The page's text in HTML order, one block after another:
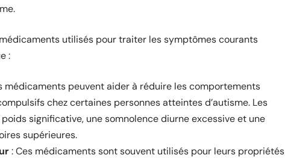
utilisés pour traiter les symptômes courants
:
médicaments peuvent aider à réduire les comportements
chez certaines personnes atteintes d’autisme. Les
significative, une somnolence diurne excessive et une
supérieures.
: Ces médicaments sont souvent utilisés pour leurs propriétés